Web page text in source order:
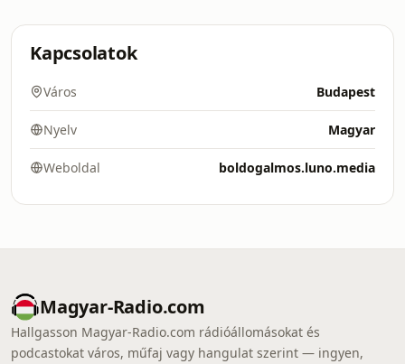
Kapcsolatok
Város Budapest
Nyelv Magyar
Weboldal boldogalmos.luno.media
Magyar-Radio.com
Hallgasson Magyar-Radio.com rádióállomásokat és
podcastokat város, műfaj vagy hangulat szerint — ingyen,